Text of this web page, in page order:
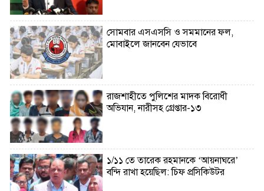
সোমবার এসএসসি ও সমমানের ফল,
মোবাইলে জানবেন যেভাবে
রাজশাহীতে পুলিশের মাদক বিরোধী
অভিযান, নারীসহ গ্রেপ্তার-১৩
১/১১ তে তারেক রহমানকে ‘আয়নাঘরে’
বন্দি রাখা হয়েছিল: চিফ প্রসিকিউটর